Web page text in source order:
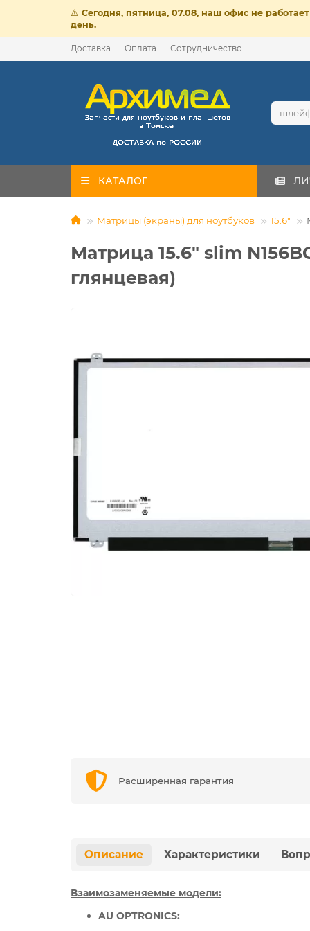
⚠️ Сегодня, пятница, 07.08, наш офис не
день.
Доставка Оплата Сотрудничество
КАТАЛОГ
Матрицы (экраны) для ноутбуков 15.6"
Матрица 15.6" slim
глянцeвая)
Расширенная гарантия
Описание Характеристики
Взаимозаменяемые модели:
AU OPTRONICS: